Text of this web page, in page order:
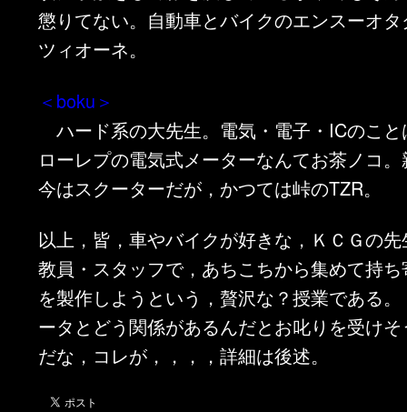
懲りてない。自動車とバイクのエンスーオ
ツィオーネ。
＜boku＞
ハード系の大先生。電気・電子・ICのこ
ローレプの電気式メーターなんてお茶ノコ
今はスクーターだが，かつては峠のTZR。
以上，皆，車やバイクが好きな，ＫＣＧの
教員・スタッフで，あちこちから集めて持
を製作しようという，贅沢な？授業である
ータとどう関係があるんだとお叱りを受け
だな，コレが，，，，詳細は後述。